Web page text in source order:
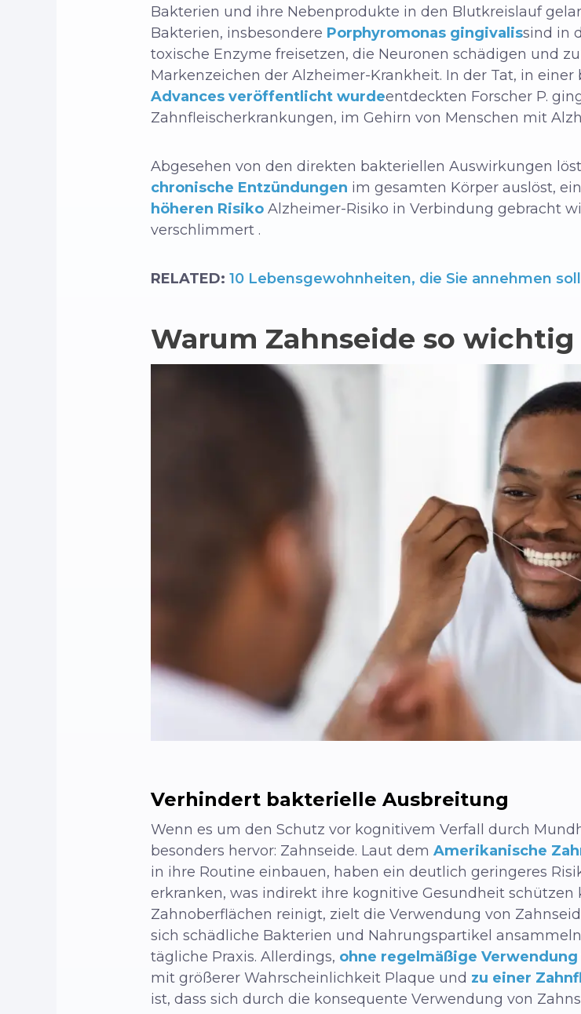
Bakterien und ihre Nebenprodukte in den Blutkreislauf
Bakterien, insbesondere Porphyromonas gingivalissind in
toxische Enzyme freisetzen, die Neuronen schädigen und
Markenzeichen der Alzheimer-Krankheit. In der Tat, in einer
Advances veröffentlicht wurdeentdeckten Forscher P.
Zahnfleischerkrankungen, im Gehirn von Menschen mit
Abgesehen von den direkten bakteriellen Auswirkungen
chronische Entzündungen im gesamten Körper auslöst,
höheren Risiko Alzheimer-Risiko in Verbindung gebracht
verschlimmert .
RELATED: 10 Lebensgewohnheiten, die Sie annehmen
Warum Zahnseide so
Verhindert bakterielle Ausbreitung
Wenn es um den Schutz vor kognitivem Verfall durch
besonders hervor: Zahnseide. Laut dem Amerikanische
in ihre Routine einbauen, haben ein deutlich geringeres
erkranken, was indirekt ihre kognitive Gesundheit schützen
Zahnoberflächen reinigt, zielt die Verwendung von
sich schädliche Bakterien und Nahrungspartikel
tägliche Praxis. Allerdings, ohne regelmäßige
mit größerer Wahrscheinlichkeit Plaque und zu einer
ist, dass sich durch die konsequente Verwendung von